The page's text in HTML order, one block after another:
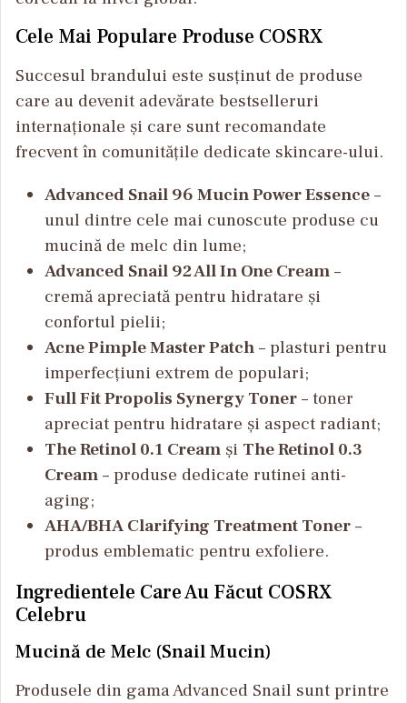
Cele Mai Populare Produse COSRX
Succesul brandului este susținut de produse
care au devenit adevărate bestselleruri
internaționale și care sunt recomandate
frecvent în comunitățile dedicate skincare-ului.
Advanced Snail 96 Mucin Power Essence –
unul dintre cele mai cunoscute produse cu
mucină de melc din lume;
Advanced Snail 92 All In One Cream –
cremă apreciată pentru hidratare și
confortul pielii;
Acne Pimple Master Patch – plasturi pentru
imperfecțiuni extrem de populari;
Full Fit Propolis Synergy Toner – toner
apreciat pentru hidratare și aspect radiant;
The Retinol 0.1 Cream și The Retinol 0.3
Cream – produse dedicate rutinei anti-
aging;
AHA/BHA Clarifying Treatment Toner –
produs emblematic pentru exfoliere.
Ingredientele Care Au Făcut COSRX
Celebru
Mucină de Melc (Snail Mucin)
Produsele din gama Advanced Snail sunt printre